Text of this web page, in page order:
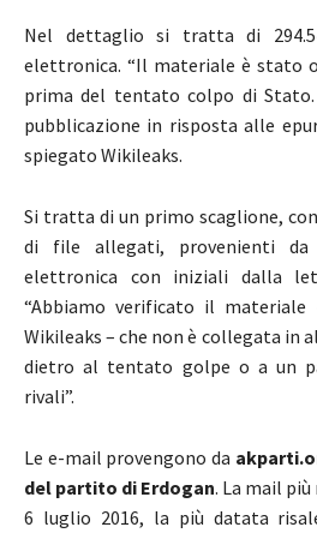
Nel dettaglio si tratta di
elettronica. “Il materiale è stato
prima del tentato colpo di
pubblicazione in risposta alle
spiegato Wikileaks.
Si tratta di un primo scaglione,
di file allegati, provenienti da
elettronica con iniziali dalla
“Abbiamo verificato il
Wikileaks – che non è collegata in
dietro al tentato golpe o a un
rivali”.
Le e-mail provengono da
del partito di Erdogan. La mail
6 luglio 2016, la più datata